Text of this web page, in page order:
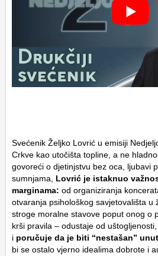
Svećenik Željko Lovrić u emisiji
Crkve kao utočišta topline, a ne
govoreći o djetinjstvu bez oca, ljubavi
sumnjama, Lovrić je istaknuo
marginama: od organiziranja
otvaranja psihološkog savjetovališta u
stroge moralne stavove poput onog o
krši pravila – odustaje od
i poručuje da je biti “nestašan”
bi se ostalo vjerno idealima dobrote i